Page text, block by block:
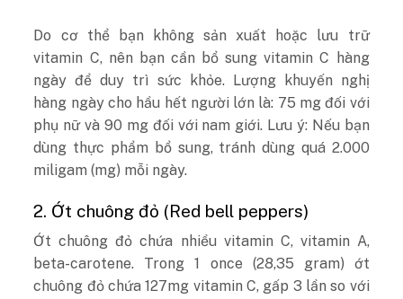
Do cơ thể bạn không sản xuất hoặc lưu trữ
vitamin C, nên bạn cần bổ sung vitamin C hàng
ngày để duy trì sức khỏe. Lượng khuyến nghị
hàng ngày cho hầu hết người lớn là: 75 mg đối với
phụ nữ và 90 mg đối với nam giới. Lưu ý: Nếu bạn
dùng thực phẩm bổ sung, tránh dùng quá 2.000
miligam (mg) mỗi ngày.
2. Ớt chuông đỏ (Red bell peppers)
Ớt chuông đỏ chứa nhiều vitamin C, vitamin A,
beta-carotene. Trong 1 once (28,35 gram) ớt
chuông đỏ chứa 127mg vitamin C, gấp 3 lần so với